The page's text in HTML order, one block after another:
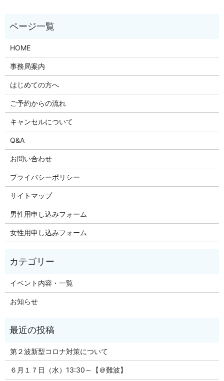
HOME
事務局案内
はじめての方へ
ご予約からの流れ
キャンセルについて
Q&A
お問い合わせ
プライバシーポリシー
サイトマップ
男性用申し込みフォーム
女性用申し込みフォーム
イベント内容・一覧
お知らせ
第２波新型コロナ対策について
６月１７日（水）13:30～【＠難波】